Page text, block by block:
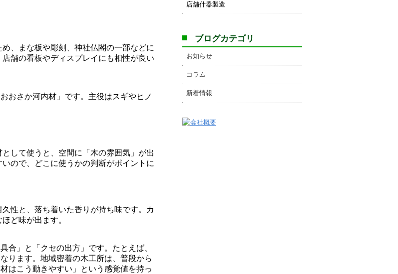
、まな板や彫刻、神社仏閣の一部などに
舗の看板やディスプレイにも相性が良い
おさか河内材」です。主役はスギやヒノ
して使うと、空間に「木の雰囲気」が出
ので、どこに使うかの判断がポイントに
性と、落ち着いた香りが持ち味です。カ
ど味が出ます。
合」と「クセの出方」です。たとえば、
ります。地域密着の木工所は、普段から
はこう動きやすい」という感覚値を持っ
店舗什器製造
ブログカテゴリ
お知らせ
コラム
新着情報